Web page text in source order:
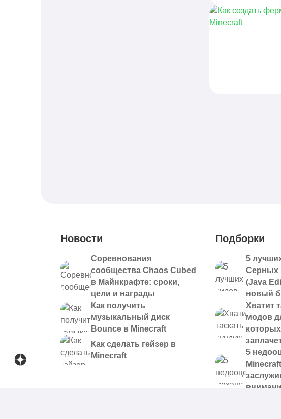
Новости
Соревнования
сообщества Chaos Cubed
в Майнкрафте: сроки,
цели и награды
Как получить
музыкальный диск
Bounce в Minecraft
Как сделать гейзер в
Minecraft
Подборки
5
Серных
(Java
новый
Хватит
модов
5